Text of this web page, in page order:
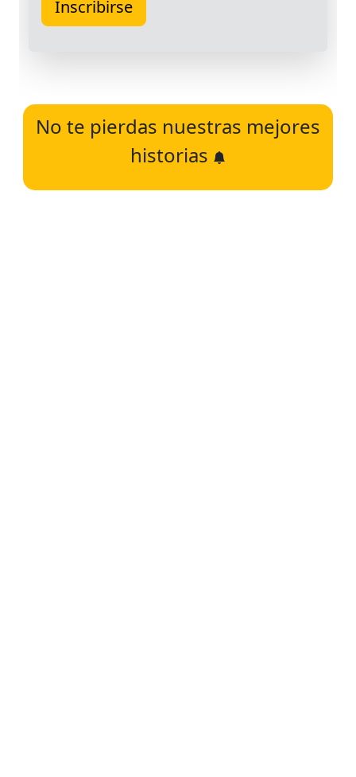
No te pierdas nuestras mejores
historias